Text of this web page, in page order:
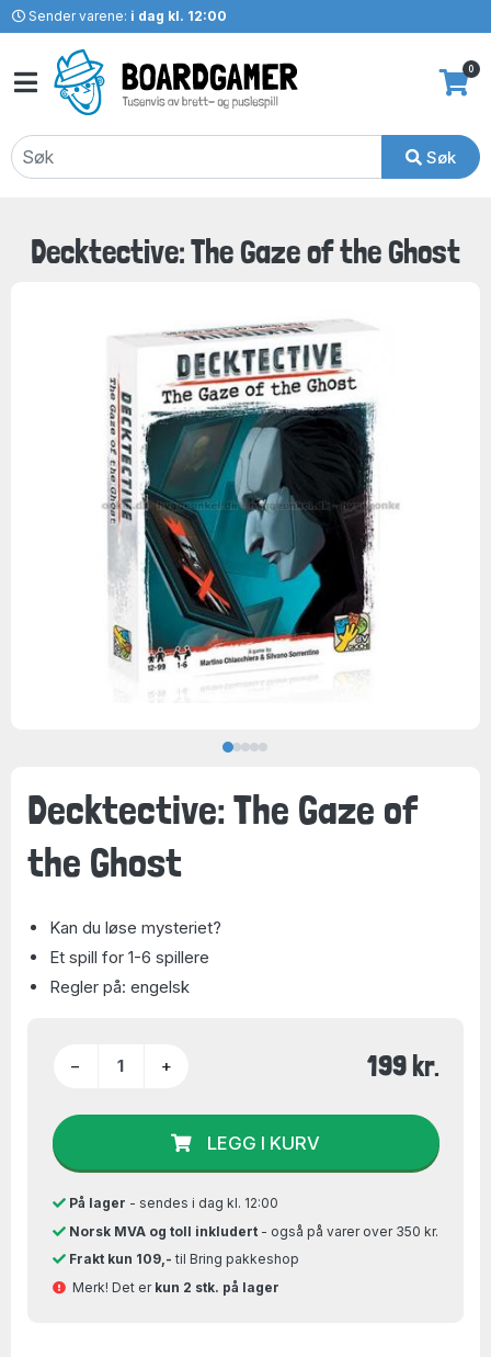
Sender varene: i dag kl. 12:00
Søk
0
Decktective: The Gaze of the Ghost
Decktective: The Gaze of
the Ghost
Kan du løse mysteriet?
Et spill for 1-6 spillere
Regler på: engelsk
− + 199 kr.
LEGG I KURV
På lager - sendes i dag kl. 12:00
Norsk MVA og toll inkludert- også på varer over 350 kr.
Frakt kun 109,- til Bring pakkeshop
Merk! Det er kun 2 stk. på lager